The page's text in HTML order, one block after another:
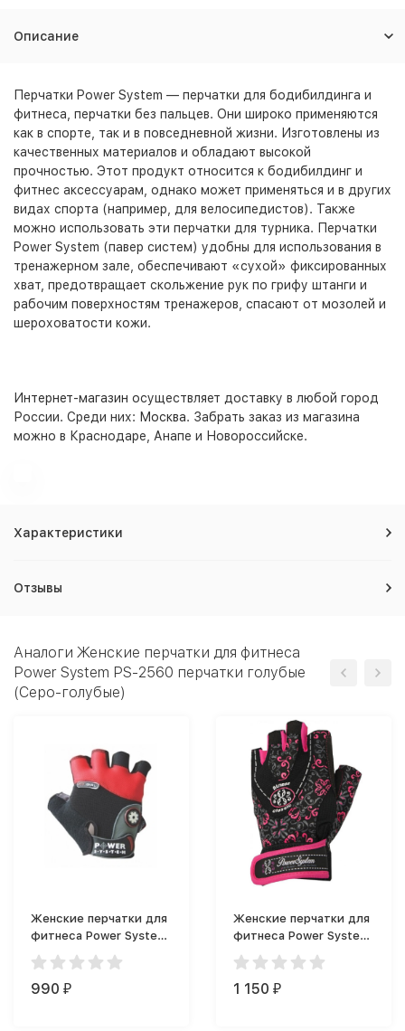
Описание
Перчатки Power System — перчатки для бодибилдинга и
фитнеса, перчатки без пальцев. Они широко применяются
как в спорте, так и в повседневной жизни. Изготовлены из
качественных материалов и обладают высокой
прочностью. Этот продукт относится к бодибилдинг и
фитнес аксессуарам, однако может применяться и в других
видах спорта (например, для велосипедистов). Также
можно использовать эти перчатки для турника. Перчатки
Power System (павер систем) удобны для использования в
тренажерном зале, обеспечивают «сухой» фиксированных
хват, предотвращает скольжение рук по грифу штанги и
рабочим поверхностям тренажеров, спасают от мозолей и
шероховатости кожи.
Интернет-магазин осуществляет доставку в любой город
России. Среди них: Москва. Забрать заказ из магазина
можно в Краснодаре, Анапе и Новороссийске.
Характеристики
Отзывы
Аналоги Женские перчатки для фитнеса
Power System PS-2560 перчатки голубые
(Серо-голубые)
Женские перчатки для
фитнеса Power System
PS-2900
тренировочные
990 ₽
Женские перчатки для
фитнеса Power System
Тренировочные
перчатки PS-2910
(Розовые)
1 150 ₽